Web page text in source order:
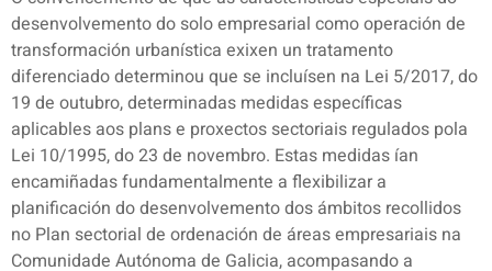
desenvolvemento do solo empresarial como operación de
transformación urbanística exixen un tratamento
diferenciado determinou que se incluísen na Lei 5/2017, do
19 de outubro, determinadas medidas específicas
aplicables aos plans e proxectos sectoriais regulados pola
Lei 10/1995, do 23 de novembro. Estas medidas ían
encamiñadas fundamentalmente a flexibilizar a
planificación do desenvolvemento dos ámbitos recollidos
no Plan sectorial de ordenación de áreas empresariais na
Comunidade Autónoma de Galicia, acompasando a